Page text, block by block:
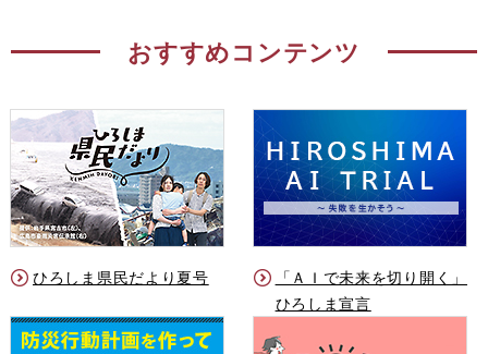
おすすめコンテンツ
ひろしま県民だより夏号
「ＡＩで未来を切り開く」
ひろしま宣言